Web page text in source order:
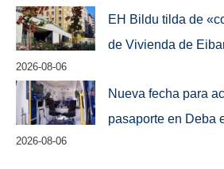
EH Bildu tilda de
de Vivienda de
2026-08-06
Nueva fecha para
pasaporte en Deba
2026-08-06